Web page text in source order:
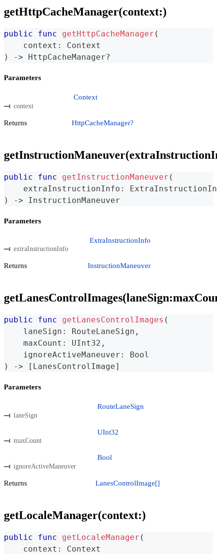
getHttpCacheManager(context:)
public func getHttpCacheManager (
    context
:
Context
)
-> HttpCacheManager?
Parameters
context
Context
Returns HttpCacheManager?
public func getInstructionManeuver (
    extraInstructionInfo
:
)
-> InstructionManeuver
Parameters
extraInstructionInfo
ExtraInstructionInfo
Returns InstructionManeuver
public func getLanesControlImages (
    laneSign
: RouteLaneSign ,
    maxCount
: UInt32 ,
    ignoreActiveManeuver
:
Bool
)
-> [ LanesControlImage]
Parameters
laneSign
RouteLaneSign
maxCount
UInt32
ignoreActiveManeuver
Bool
Returns LanesControlImage[]
getLocaleManager(context:)
public func getLocaleManager (
    context
:
Context